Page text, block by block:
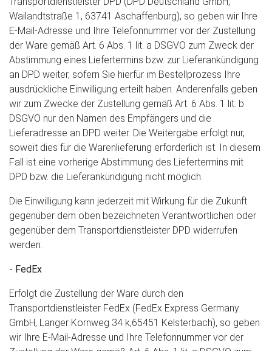
Wailandtstraße 1, 63741 Aschaffenburg), so geben wir Ihre
E-Mail-Adresse und Ihre Telefonnummer vor der Zustellung
der Ware gemäß Art. 6 Abs. 1 lit. a DSGVO zum Zweck der
Abstimmung eines Liefertermins bzw. zur Lieferankündigung
an DPD weiter, sofern Sie hierfür im Bestellprozess Ihre
ausdrückliche Einwilligung erteilt haben. Anderenfalls geben
wir zum Zwecke der Zustellung gemäß Art. 6 Abs. 1 lit. b
DSGVO nur den Namen des Empfängers und die
Lieferadresse an DPD weiter. Die Weitergabe erfolgt nur,
soweit dies für die Warenlieferung erforderlich ist. In diesem
Fall ist eine vorherige Abstimmung des Liefertermins mit
DPD bzw. die Lieferankündigung nicht möglich.
Die Einwilligung kann jederzeit mit Wirkung für die Zukunft
gegenüber dem oben bezeichneten Verantwortlichen oder
gegenüber dem Transportdienstleister DPD widerrufen
werden.
- FedEx
Erfolgt die Zustellung der Ware durch den
Transportdienstleister FedEx (FedEx Express Germany
GmbH, Langer Kornweg 34 k,65451 Kelsterbach), so geben
wir Ihre E-Mail-Adresse und Ihre Telefonnummer vor der